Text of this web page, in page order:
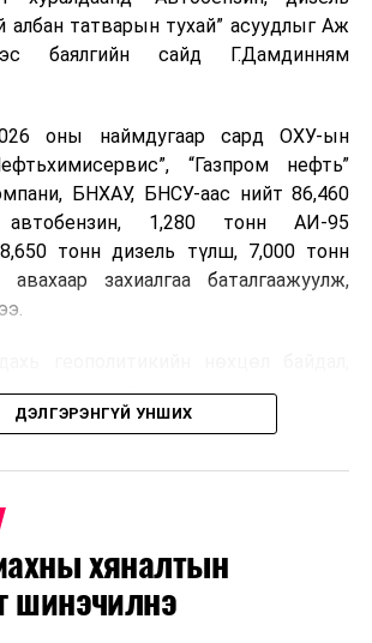
албан татварын тухай” асуудлыг Аж
баялгийн сайд Г.Дамдинням
оны наймдугаар сард ОХУ-ын
“Газпром нефть”
БНХАУ, БНСУ-аас нийт 86,460
1,280 тонн АИ-95
тонн дизель түлш, 7,000 тонн
захиалгаа баталгаажуулж,
шалтгаалсан газрын тосны
зах зээлд буураагүй байна.
болон бусад эх үүсвэрээс худалдан
1,200-2,000 ам.долларт хүрчээ.
зах зээл дэх үнийн өсөлтийг
гаалийн болон онцгой албан
шаардлага үүссэнийг салбарын сайд
ДЭЛГЭРЭНГҮЙ УНШИХ
хяналтын
шинэчилнэ